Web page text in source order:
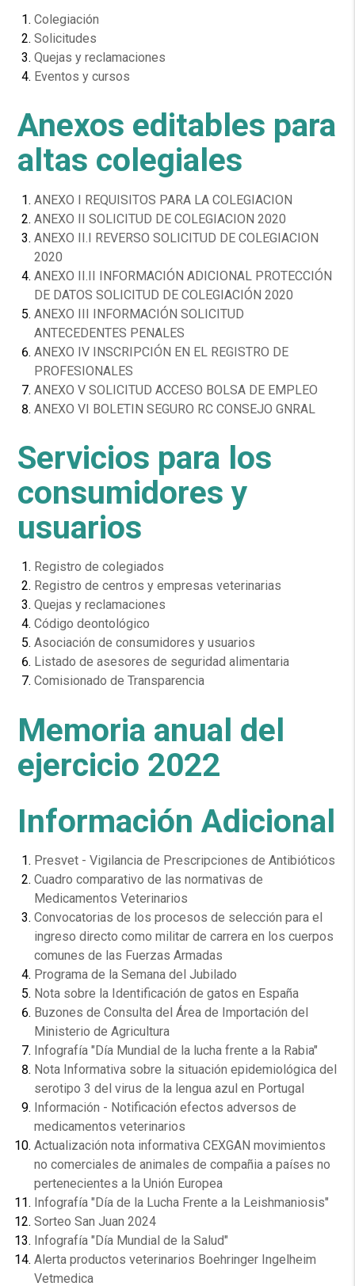
Colegiación
Solicitudes
Quejas y reclamaciones
Eventos y cursos
Anexos editables para
altas colegiales
ANEXO I REQUISITOS PARA LA COLEGIACION
ANEXO II SOLICITUD DE COLEGIACION 2020
ANEXO II.I REVERSO SOLICITUD DE COLEGIACION
2020
ANEXO II.II INFORMACIÓN ADICIONAL PROTECCIÓN
DE DATOS SOLICITUD DE COLEGIACIÓN 2020
ANEXO III INFORMACIÓN SOLICITUD
ANTECEDENTES PENALES
ANEXO IV INSCRIPCIÓN EN EL REGISTRO DE
PROFESIONALES
ANEXO V SOLICITUD ACCESO BOLSA DE EMPLEO
ANEXO VI BOLETIN SEGURO RC CONSEJO GNRAL
Servicios para los
consumidores y
usuarios
Registro de colegiados
Registro de centros y empresas veterinarias
Quejas y reclamaciones
Código deontológico
Asociación de consumidores y usuarios
Listado de asesores de seguridad alimentaria
Comisionado de Transparencia
Memoria anual del
ejercicio 2022
Información Adicional
Presvet - Vigilancia de Prescripciones de Antibióticos
Cuadro comparativo de las normativas de
Medicamentos Veterinarios
Convocatorias de los procesos de selección para el
ingreso directo como militar de carrera en los cuerpos
comunes de las Fuerzas Armadas
Programa de la Semana del Jubilado
Nota sobre la Identificación de gatos en España
Buzones de Consulta del Área de Importación del
Ministerio de Agricultura
Infografía "Día Mundial de la lucha frente a la Rabia"
Nota Informativa sobre la situación epidemiológica del
serotipo 3 del virus de la lengua azul en Portugal
Información - Notificación efectos adversos de
medicamentos veterinarios
Actualización nota informativa CEXGAN movimientos
no comerciales de animales de compañia a países no
pertenecientes a la Unión Europea
Infografía "Día de la Lucha Frente a la Leishmaniosis"
Sorteo San Juan 2024
Infografía "Día Mundial de la Salud"
Alerta productos veterinarios Boehringer Ingelheim
Vetmedica